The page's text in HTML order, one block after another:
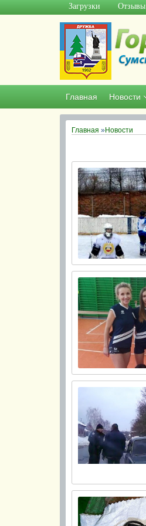
Загрузки Отзывы
Главная Новости
Главная »Новости